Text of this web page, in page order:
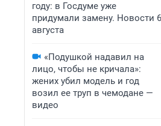
году: в Госдуме уже
придумали замену. Новости 6
августа
«Подушкой надавил на
лицо, чтобы не кричала»:
жених убил модель и год
возил ее труп в чемодане —
видео